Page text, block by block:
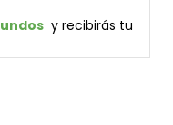
  y recibirás tu